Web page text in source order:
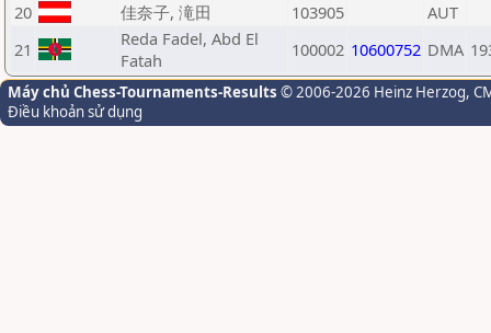
20
佳奈子, 滝田 103905
AUT
21
Reda Fadel, Abd El
Fatah
100002 10600752 DMA
Máy chủ Chess-Tournaments-Results © 2006-2026 Heinz Herzog,
Điều khoản sử dụng